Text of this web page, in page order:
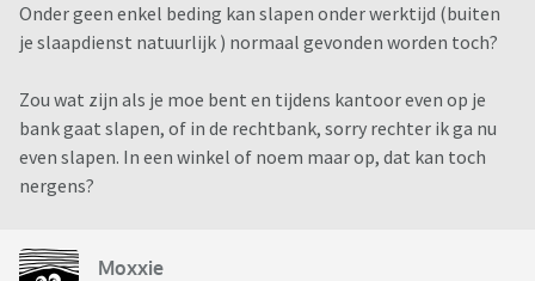
Onder geen enkel beding kan slapen onder werktijd (buiten
je slaapdienst natuurlijk ) normaal gevonden worden toch?
Zou wat zijn als je moe bent en tijdens kantoor even op je
bank gaat slapen, of in de rechtbank, sorry rechter ik ga nu
even slapen. In een winkel of noem maar op, dat kan toch
nergens?
Moxxie